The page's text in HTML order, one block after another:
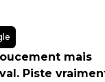
mais
Piste